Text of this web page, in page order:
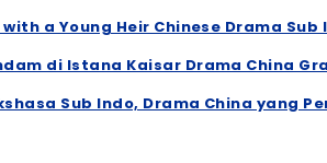
a Young Heir Chinese Drama Sub
di Istana Kaisar Drama China
Sub Indo, Drama China yang